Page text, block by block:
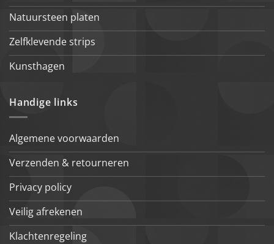
Natuursteen platen
Zelfklevende strips
Kunsthagen
Handige links
Algemene voorwaarden
Verzenden & retourneren
Privacy policy
Veilig afrekenen
Klachtenregeling